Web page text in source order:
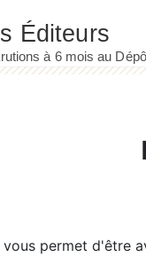
vous permet d'être